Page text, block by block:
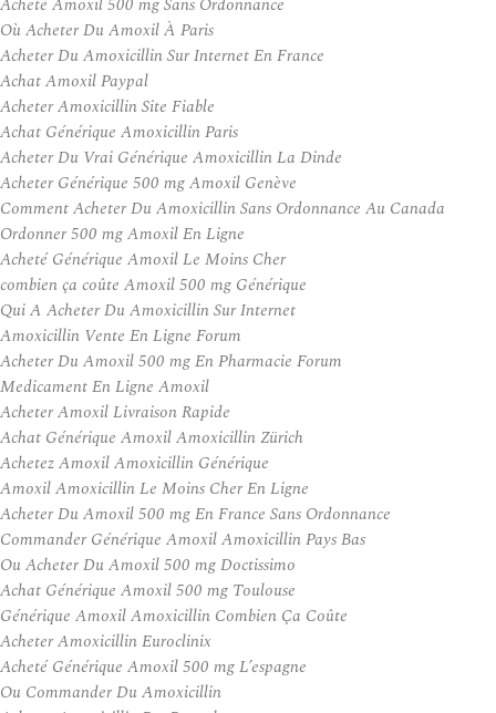
Où Acheter Du Amoxil À Paris
Acheter Du Amoxicillin Sur Internet En France
Achat Amoxil Paypal
Acheter Amoxicillin Site Fiable
Achat Générique Amoxicillin Paris
Acheter Du Vrai Générique Amoxicillin La Dinde
Acheter Générique 500 mg Amoxil Genève
Comment Acheter Du Amoxicillin Sans Ordonnance Au Canada
Ordonner 500 mg Amoxil En Ligne
Acheté Générique Amoxil Le Moins Cher
combien ça coûte Amoxil 500 mg Générique
Qui A Acheter Du Amoxicillin Sur Internet
Amoxicillin Vente En Ligne Forum
Acheter Du Amoxil 500 mg En Pharmacie Forum
Medicament En Ligne Amoxil
Acheter Amoxil Livraison Rapide
Achat Générique Amoxil Amoxicillin Zürich
Achetez Amoxil Amoxicillin Générique
Amoxil Amoxicillin Le Moins Cher En Ligne
Acheter Du Amoxil 500 mg En France Sans Ordonnance
Commander Générique Amoxil Amoxicillin Pays Bas
Ou Acheter Du Amoxil 500 mg Doctissimo
Achat Générique Amoxil 500 mg Toulouse
Générique Amoxil Amoxicillin Combien Ça Coûte
Acheter Amoxicillin Euroclinix
Acheté Générique Amoxil 500 mg L’espagne
Ou Commander Du Amoxicillin